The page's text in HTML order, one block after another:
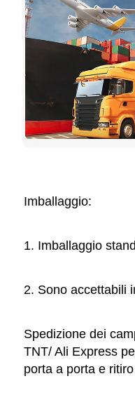
Imballaggio:
1. Imballaggio
2. Sono accettabili
Spedizione dei
TNT/ Ali Express
porta a porta e